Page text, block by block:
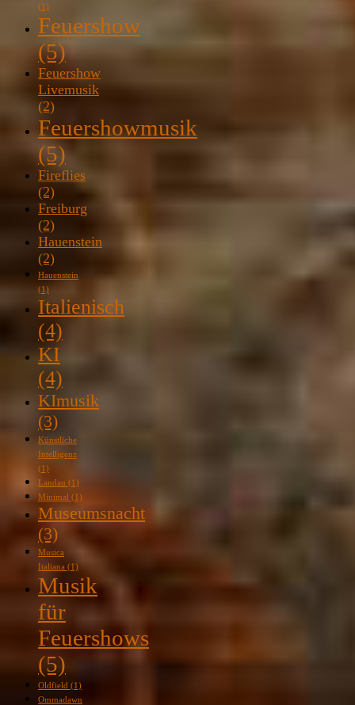
(1)
Feuershow
(5)
Feuershow
Livemusik
(2)
Feuershowmusik
(5)
Fireflies
(2)
Freiburg
(2)
Hauenstein
(2)
Hauenstein
(1)
Italienisch
(4)
KI
(4)
KImusik
(3)
Künstliche
Intelligenz
(1)
Landau (1)
Minimal (1)
Museumsnacht
(3)
Musica
Italiana (1)
Musik
für
Feuershows
(5)
Oldfield (1)
Ommadawn